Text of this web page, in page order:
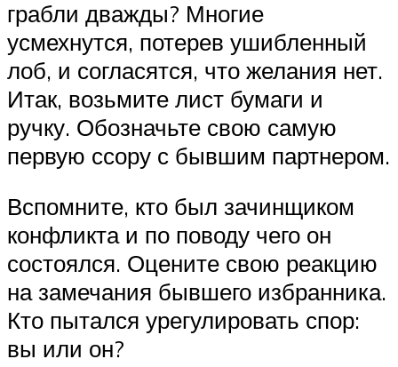
грабли дважды? Многие
усмехнутся, потерев ушибленный
лоб, и согласятся, что желания нет.
Итак, возьмите лист бумаги и
ручку. Обозначьте свою самую
первую ссору с бывшим партнером.
Вспомните, кто был зачинщиком
конфликта и по поводу чего он
состоялся. Оцените свою реакцию
на замечания бывшего избранника.
Кто пытался урегулировать спор:
вы или он?